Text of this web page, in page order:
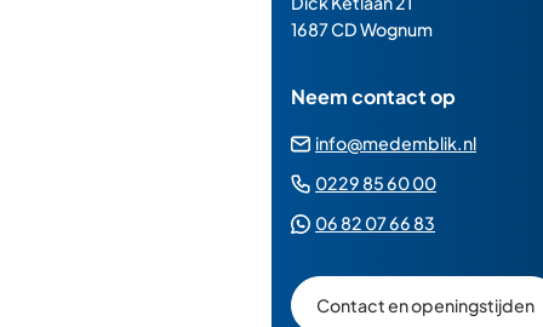
paginainhoud
1687 CD Wognum
Neem contact op
info@medemblik.nl
0229 85 60 00(Verwijst
06 82 07 66 83
een
Whatsapp
Contact en openingstijden